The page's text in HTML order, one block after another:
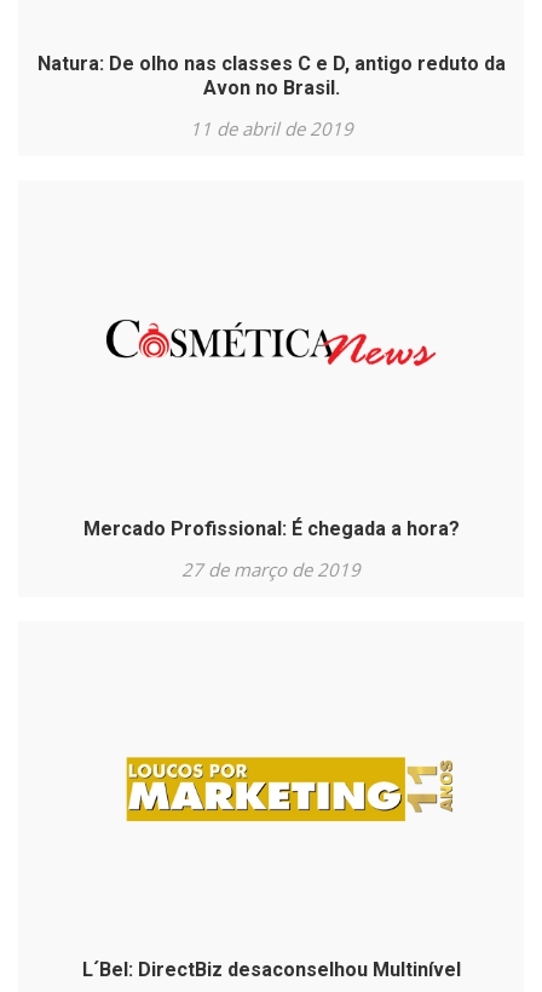
Natura: De olho nas classes C e D, antigo reduto da
Avon no Brasil.
11 de abril de 2019
Mercado Profissional: É chegada a hora?
27 de março de 2019
L´Bel: DirectBiz desaconselhou Multinível